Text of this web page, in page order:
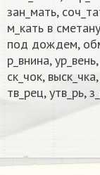
зан_мать,
м_кать в
под дождем,
р_внина,
ск_чок,
тв_рец, утв_рь,